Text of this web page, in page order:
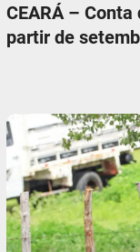
CEARÁ – Conta
partir de